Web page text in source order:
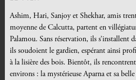
Ashim, Hari, Sanjoy et Shekhar, amis
moyenne de Calcutta, partent en
Palamou. Sans réservation, ils s’installent
ils soudoient le gardien, espérant ainsi
à la lisière des bois. Bientôt, ils
environs : la mystérieuse Aparna et sa belle